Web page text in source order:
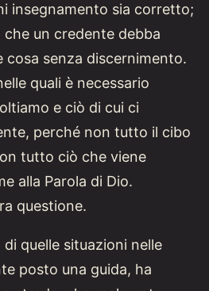
insegnamento sia corretto;
un credente debba
cosa senza discernimento.
quali è necessario
e ciò di cui ci
perché non tutto il cibo
tutto ciò che viene
alla Parola di Dio.
questione.
quelle situazioni nelle
posto una guida, ha